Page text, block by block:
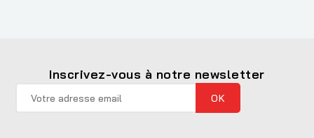
Inscrivez-vous à notre newsletter